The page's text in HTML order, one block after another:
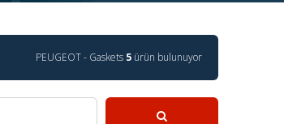
PEUGEOT - Gaskets 5 ürün bulunuyor